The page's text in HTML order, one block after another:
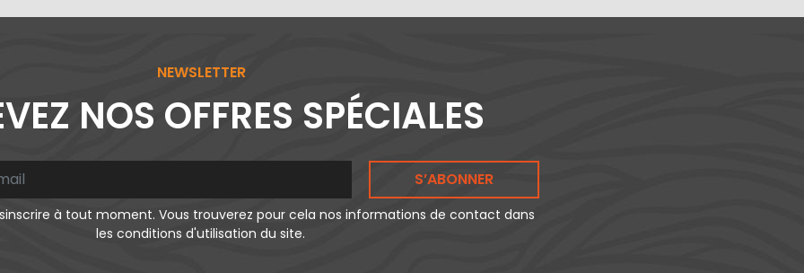
NEWSLETTER
NOS OFFRES SPÉCIALES
S’ABONNER
à tout moment. Vous trouverez pour cela nos informations de contact dans
les conditions d'utilisation du site.